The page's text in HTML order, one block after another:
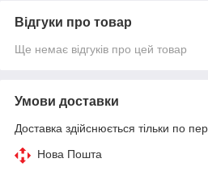
Відгуки про товар
Ще немає відгуків про цей товар
Умови доставки
Доставка здійснюється тільки по
Нова Пошта